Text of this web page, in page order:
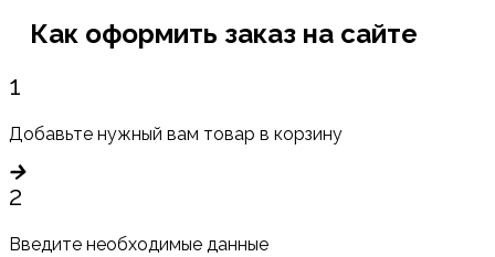
Как оформить заказ на сайте
1
Добавьте нужный вам товар в корзину
2
Введите необходимые данные